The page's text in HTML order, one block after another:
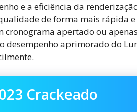
e a eficiência da
de forma mais rápida
cronograma apertado ou apenas
desempenho aprimorado do
Crackeado